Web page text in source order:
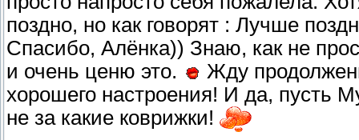
поздно, но как говорят : Лучше
Спасибо, Алёнка)) Знаю, как не
и очень ценю это.
Жду
хорошего настроения! И да, пусть
не за какие коврижки!